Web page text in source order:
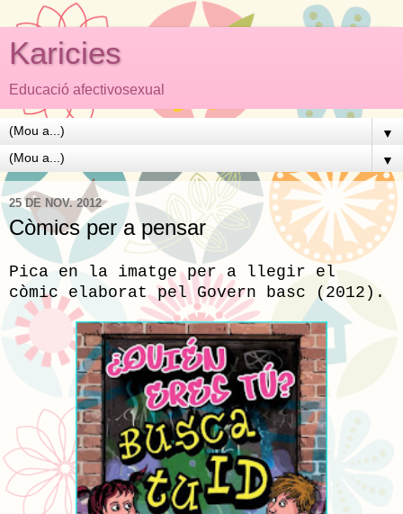
Karicies
Educació afectivosexual
▼
▼
25 DE NOV. 2012
Còmics per a pensar
Pica en la imatge per a llegir el
còmic elaborat pel Govern basc (2012).